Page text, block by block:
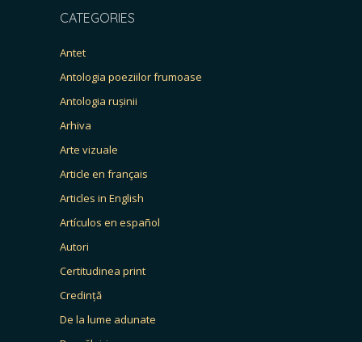
CATEGORIES
Antet
Antologia poeziilor frumoase
Antologia rușinii
Arhiva
Arte vizuale
Article en français
Articles in English
Artículos en español
Autori
Certitudinea print
Credință
De la lume adunate